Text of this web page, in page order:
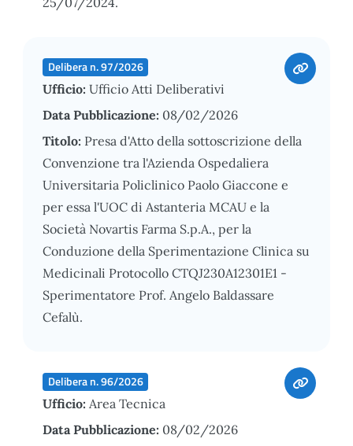
Delibera n. 97/2026
Ufficio: Ufficio Atti Deliberativi
Data Pubblicazione: 08/02/2026
Titolo: Presa d'Atto della sottoscrizione della
Convenzione tra l'Azienda Ospedaliera
Universitaria Policlinico Paolo Giaccone e
per essa l'UOC di Astanteria MCAU e la
Società Novartis Farma S.p.A., per la
Conduzione della Sperimentazione Clinica su
Medicinali Protocollo CTQJ230A12301E1 -
Sperimentatore Prof. Angelo Baldassare
Cefalù.
Delibera n. 96/2026
Ufficio: Area Tecnica
Data Pubblicazione: 08/02/2026